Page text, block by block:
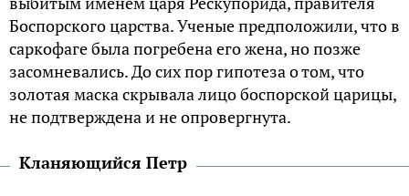
Боспорского царства. Ученые предположили, что в
саркофаге была погребена его жена, но позже
засомневались. До сих пор гипотеза о том, что
золотая маска скрывала лицо боспорской царицы,
не подтверждена и не опровергнута.
Кланяющийся Петр